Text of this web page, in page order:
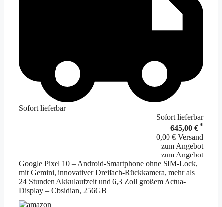
Sofort lieferbar
Sofort lieferbar
645,00 € *
+ 0,00 € Versand
zum Angebot
zum Angebot
Google Pixel 10 – Android-Smartphone ohne SIM-Lock,
mit Gemini, innovativer Dreifach-Rückkamera, mehr als
24 Stunden Akkulaufzeit und 6,3 Zoll großem Actua-
Display – Obsidian, 256GB